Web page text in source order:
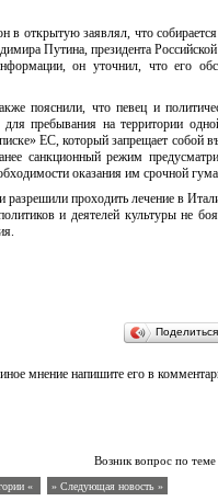
открытую заявлял, что
Путина, президента
он уточнил, что его
пояснили, что певец и
пребывания на территории
ЕС, который запрещает собой
санкционный режим
оказания им срочной
проходить лечение в
и деятелей культуры не
мнение напишите его в
Возник вопрос по теме
« » Следующая новость »